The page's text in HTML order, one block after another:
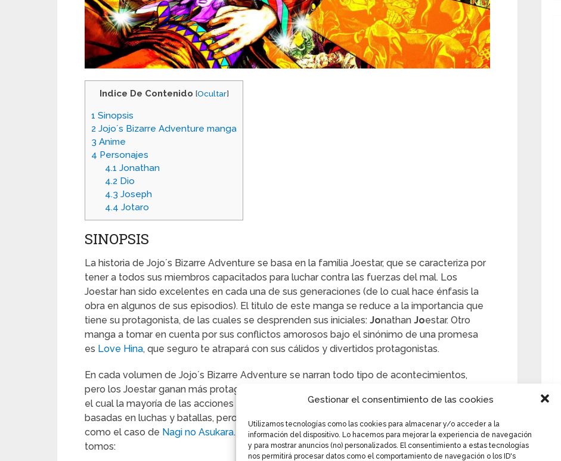
Gestionar el consentimiento de las cookies
Utilizamos tecnologías como las cookies para almacenar y/o acceder a la
información del dispositivo. Lo hacemos para mejorar la experiencia de navegación
y para mostrar anuncios (no) personalizados. El consentimiento a estas tecnologías
nos permitirá procesar datos como el comportamiento de navegación o los ID's
Indice De Contenido [Ocultar]
1 Sinopsis
2 Jojo´s Bizarre Adventure manga
3 Anime
4 Personajes
4.1 Jonathan
4.2 Dio
4.3 Joseph
4.4 Jotaro
SINOPSIS
La historia de Jojo´s Bizarre Adventure se basa en la familia Joestar, que se caracteriza por
tener a todos sus miembros capacitados para luchar contra las fuerzas del mal. Los
Joestar han sido excelentes en cada una de sus generaciones (de lo cual hace énfasis la
obra en algunos de sus episodios). El titulo de este manga se reduce a la importancia que
tiene su protagonista, de las cuales se desprenden sus iniciales: Jonathan Joestar. Otro
manga a tomar en cuenta por sus conflictos amorosos bajo el sinónimo de una promesa
es Love Hina, que seguro te atrapará con sus cálidos y divertidos protagonistas.
En cada volumen de Jojo´s Bizarre Adventure se narran todo tipo de acontecimientos,
pero los Joestar ganan más protagonismo, gracias a Jonathan, el prodigioso personaje en
el cual la mayoría de las acciones giran en torno a él. Hay muchas historias en manga
basadas en luchas y batallas, pero son pocas las que se enfocan en personajes marinos,
como el caso de Nagi no Asukara. De inmediato, se conocerán algunos estratos de dichos
tomos: